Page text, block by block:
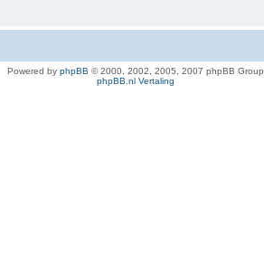
Powered by phpBB © 2000, 2002, 2005, 2007 phpBB Group
phpBB.nl Vertaling